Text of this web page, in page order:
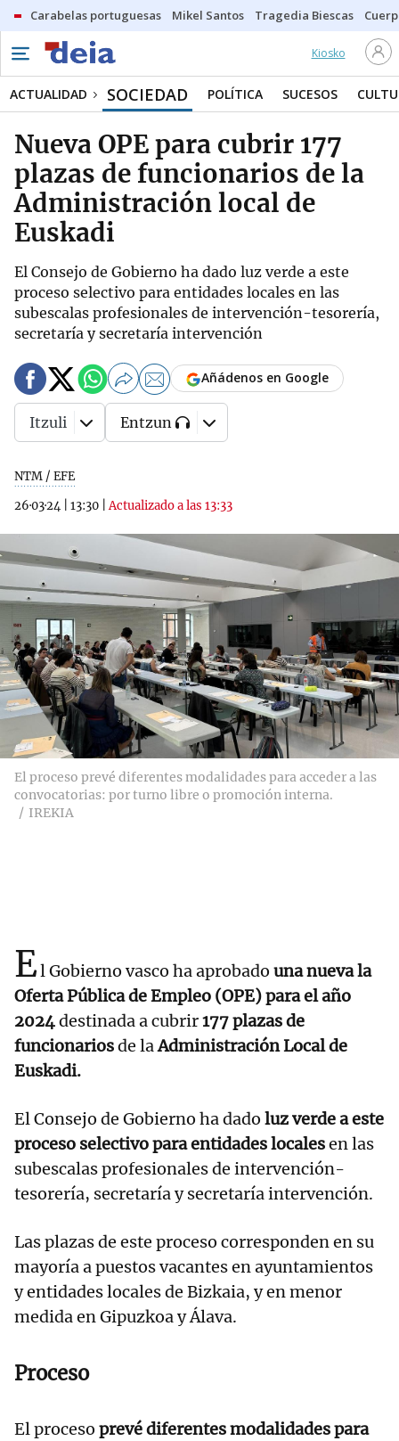
Carabelas portuguesas Mikel Santos Tragedia Biescas
Kiosko
ACTUALIDAD SOCIEDAD POLÍTICA SUCESOS
Nueva OPE para cubrir 177
plazas de funcionarios de la
Administración local de
Euskadi
El Consejo de Gobierno ha dado luz verde a este
proceso selectivo para entidades locales en las
subescalas profesionales de intervención-tesorería,
secretaría y secretaría intervención
NTM / EFE
26·03·24
13:30 |Actualizado a las 13:33
Añádenos en Google
Itzuli Entzun
El proceso prevé diferentes modalidades para acceder a las
convocatorias: por turno libre o promoción interna.
IREKIA
El Gobierno vasco ha aprobado una nueva la
Oferta Pública de Empleo (OPE) para el año
2024destinada a cubrir177 plazas de
funcionariosde laAdministración Local de
Euskadi.
El Consejo de Gobierno ha dado luz verde a este
proceso selectivo para entidades localesen las
subescalas profesionales de intervención-
tesorería, secretaría y secretaría intervención.
Las plazas de este proceso corresponden en su
mayoría a puestos vacantes en ayuntamientos
y entidades locales de Bizkaia, y en menor
medida en Gipuzkoa y Álava.
Proceso
El proceso prevé diferentes modalidades para